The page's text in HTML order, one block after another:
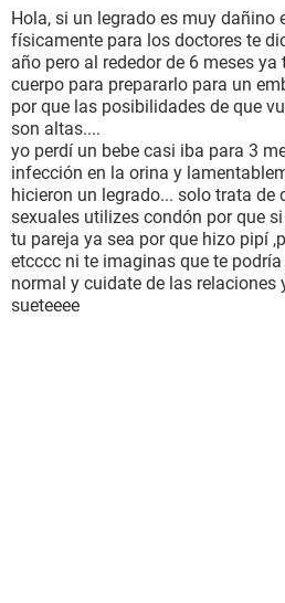
Hola, si un legrado es muy dañino
físicamente para los doctores te
año pero al rededor de 6 meses
cuerpo para prepararlo para un
por que las posibilidades de que
son altas....
yo perdí un bebe casi iba para 3
infección en la orina y
hicieron un legrado... solo trata de
sexuales utilizes condón por que
tu pareja ya sea por que hizo pipí
etcccc ni te imaginas que te
normal y cuidate de las relaciones
sueteeee